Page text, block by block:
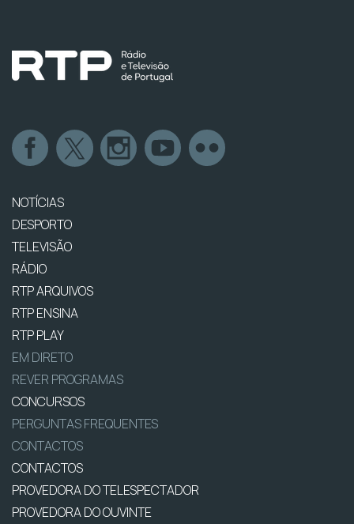
NOTÍCIAS
DESPORTO
TELEVISÃO
RÁDIO
RTP ARQUIVOS
RTP ENSINA
RTP PLAY
EM DIRETO
REVER PROGRAMAS
CONCURSOS
PERGUNTAS FREQUENTES
CONTACTOS
CONTACTOS
PROVEDORA DO TELESPECTADOR
PROVEDORA DO OUVINTE